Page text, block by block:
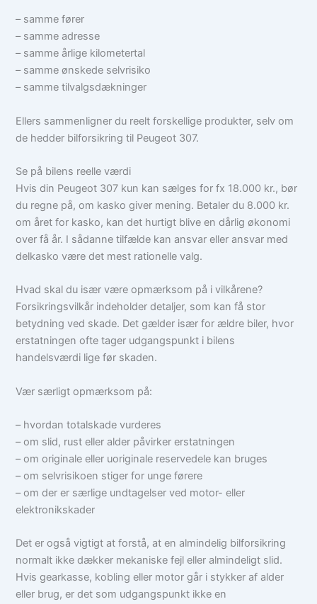
– samme fører
– samme adresse
– samme årlige kilometertal
– samme ønskede selvrisiko
– samme tilvalgsdækninger
Ellers sammenligner du reelt forskellige produkter, selv om
de hedder bilforsikring til Peugeot 307.
Se på bilens reelle værdi
Hvis din Peugeot 307 kun kan sælges for fx 18.000 kr., bør
du regne på, om kasko giver mening. Betaler du 8.000 kr.
om året for kasko, kan det hurtigt blive en dårlig økonomi
over få år. I sådanne tilfælde kan ansvar eller ansvar med
delkasko være det mest rationelle valg.
Hvad skal du især være opmærksom på i vilkårene?
Forsikringsvilkår indeholder detaljer, som kan få stor
betydning ved skade. Det gælder især for ældre biler, hvor
erstatningen ofte tager udgangspunkt i bilens
handelsværdi lige før skaden.
Vær særligt opmærksom på:
– hvordan totalskade vurderes
– om slid, rust eller alder påvirker erstatningen
– om originale eller uoriginale reservedele kan bruges
– om selvrisikoen stiger for unge førere
– om der er særlige undtagelser ved motor- eller
elektronikskader
Det er også vigtigt at forstå, at en almindelig bilforsikring
normalt ikke dækker mekaniske fejl eller almindeligt slid.
Hvis gearkasse, kobling eller motor går i stykker af alder
eller brug, er det som udgangspunkt ikke en